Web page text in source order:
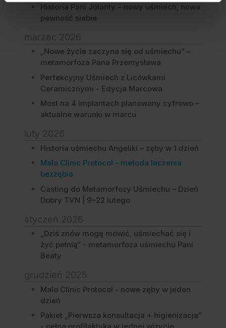
Historia Pani Jolanty – nowy uśmiech, nowa
pewność siebie
marzec 2026
„Nowe życie zaczyna się od uśmiechu” –
metamorfoza Pana Przemysława
Perfekcyjny Uśmiech z Licówkami
Ceramicznymi - Edycja Marcowa
Most na 4 implantach planowany cyfrowo –
aktualne warunki w marcu
Historia uśmiechu Angeliki – zęby w 1 dzień
Malo Clinic Protocol - metoda leczenia
bezzębia
Casting do Metamorfozy Uśmiechu – Dzień
Dobry TVN | 9–22 lutego
„Dziś znów mogę mówić, uśmiechać się i
żyć pełnią” - metamorfoza uśmiechu Pani
Beaty
Malo Clinic Protocol - nowe zęby w jeden
dzień
Pakiet „Pierwsza konsultacja + higienizacja”